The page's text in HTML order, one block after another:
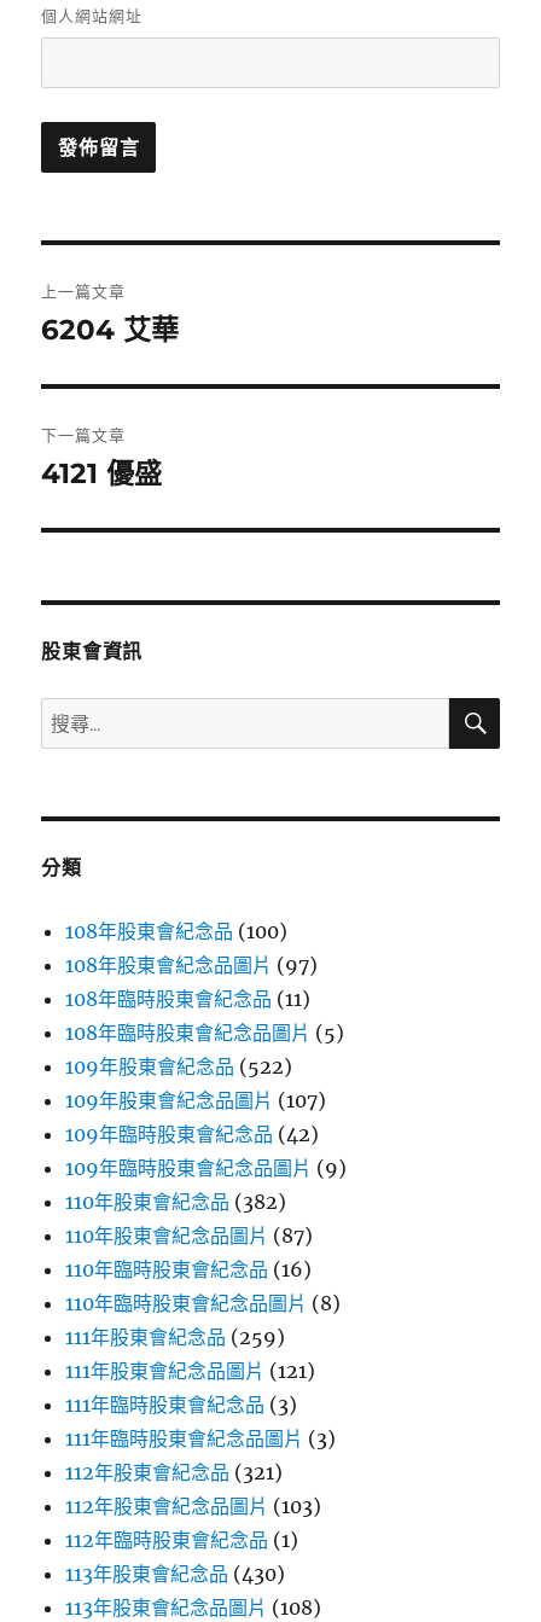
個人網站網址
章
覽
上一篇文章
上
篇
文
章:
6204 艾華
下一篇文章
下
篇
章:
4121 優盛
股東會資訊
搜
尋
鍵
搜
分類
108年股東會紀念品 (100)
108年股東會紀念品圖片 (97)
108年臨時股東會紀念品 (11)
108年臨時股東會紀念品圖片 (5)
109年股東會紀念品 (522)
109年股東會紀念品圖片 (107)
109年臨時股東會紀念品 (42)
109年臨時股東會紀念品圖片 (9)
110年股東會紀念品 (382)
110年股東會紀念品圖片 (87)
110年臨時股東會紀念品 (16)
110年臨時股東會紀念品圖片 (8)
111年股東會紀念品 (259)
111年股東會紀念品圖片 (121)
111年臨時股東會紀念品 (3)
111年臨時股東會紀念品圖片 (3)
112年股東會紀念品 (321)
112年股東會紀念品圖片 (103)
112年臨時股東會紀念品 (1)
113年股東會紀念品 (430)
113年股東會紀念品圖片 (108)